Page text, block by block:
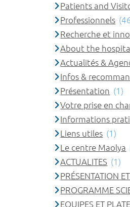
Patients and
Professionnels
Recherche et
About the
Actualités &
Infos &
Présentation (1)
Votre prise en
Informations
Liens utiles (1)
Le centre Maolya
ACTUALITES (1)
PRÉSENTATION
PROGRAMME
EQUIPES ET